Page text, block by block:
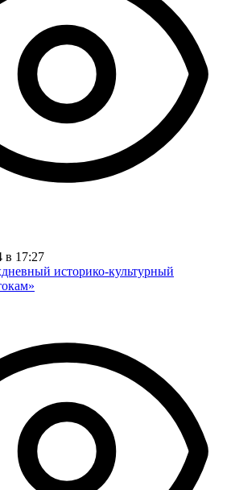
в 17:27
историко-культурный